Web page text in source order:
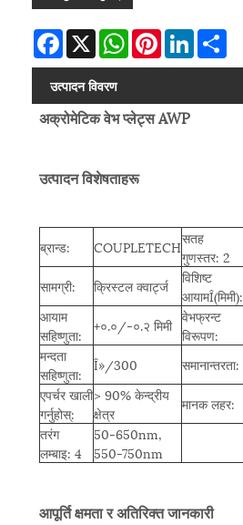
Facebook
X WhatsAppPinterestLinkedIn
उत्पादन विवरण
अक्रोमेटिक वेभ प्लेट्स AWP
उत्पादन विशेषताहरू
ब्रान्ड: COUPLETECHसतह
गुणस्तर: 2
सामग्री: क्रिस्टल क्वार्ट्ज
विशिष्ट
आयामÎ(मिमी):
आयाम
सहिष्णुता:
+०.०/-०.२ मिमी वेभफ्रन्ट
विरूपण:
मन्दता
सहिष्णुता:
Î»/300 समानान्तरता:
एपर्चर खाली
गर्नुहोस्:
> 90% केन्द्रीय
क्षेत्र
मानक लहर:
तरंग
लम्बाइ: 4
50-650nm,
550-750nm
आपूर्ति क्षमता र अतिरिक्त जानकारी